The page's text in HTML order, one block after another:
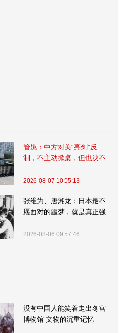
管姚：中方对美“亮剑”反
制，不主动掀桌，但也决不
2026-08-07 10:05:13
张维为、唐湘龙：日本最不
愿面对的噩梦，就是真正强
2026-08-06 09:57:46
没有中国人能笑着走出冬宫
博物馆 文物的沉重记忆